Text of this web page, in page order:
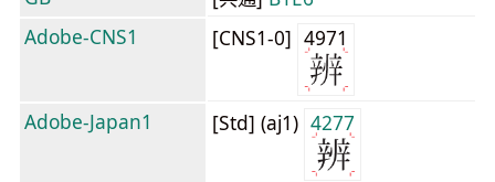
Adobe-CNS1
[CNS1-0] 4971
Adobe-Japan1 [Std] (aj1) 4277